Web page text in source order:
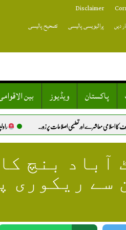
Disclaimer
دیں پرائیویسی پالیسی
تصحیح پالیسی
پاکستان ویڈیوز بین
اور تعلیمی اصلاحات پر زور. راولپنڈی میں
آباد بنچ
سے ریکوری